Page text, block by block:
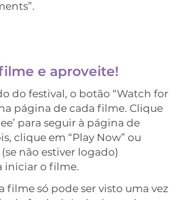
e aproveite!
do festival, o botão “Watch for
página de cada filme. Clique
para seguir à página de
clique em “Play Now” ou
não estiver logado)
iniciar o filme.
filme só pode ser visto uma vez